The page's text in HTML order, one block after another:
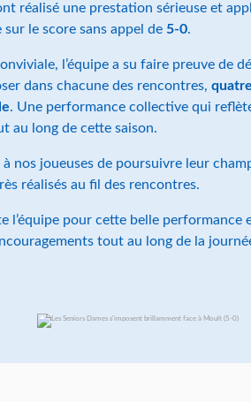
réalisé une prestation sérieuse et
le score sans appel de 5-0.
l’équipe a su faire preuve de
dans chacune des rencontres,
. Une performance collective qui
au long de cette saison.
nos joueuses de poursuivre leur
réalisés au fil des rencontres.
l’équipe pour cette belle performance
tout au long de la